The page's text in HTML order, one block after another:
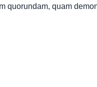
quorundam, quam